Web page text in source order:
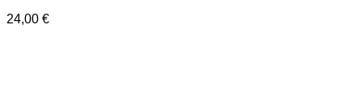
24,00 €